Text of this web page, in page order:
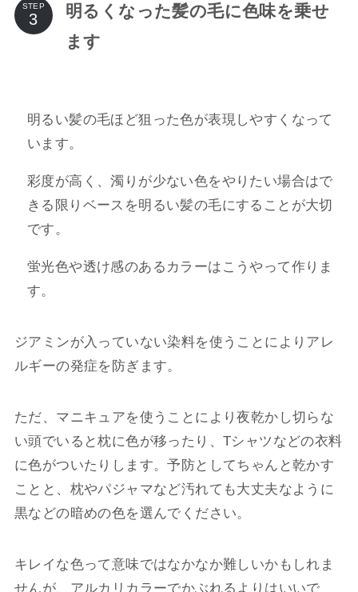
STEP
明るくなった髪の毛に色味を乗せ
ます
明るい髪の毛ほど狙った色が表現しやすくなって
います。
彩度が高く、濁りが少ない色をやりたい場合はで
きる限りベースを明るい髪の毛にすることが大切
です。
蛍光色や透け感のあるカラーはこうやって作りま
す。
ジアミンが入っていない染料を使うことによりアレ
ルギーの発症を防ぎます。
ただ、マニキュアを使うことにより夜乾かし切らな
い頭でいると枕に色が移ったり、Tシャツなどの衣料
に色がついたりします。予防としてちゃんと乾かす
ことと、枕やパジャマなど汚れても大丈夫なように
黒などの暗めの色を選んでください。
キレイな色って意味ではなかなか難しいかもしれま
せんが、アルカリカラーでかぶれるよりはいいで